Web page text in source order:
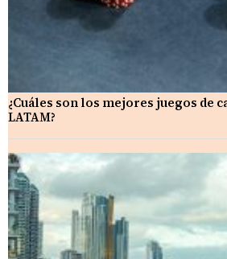
¿Cuáles son los mejores juegos de
LATAM?